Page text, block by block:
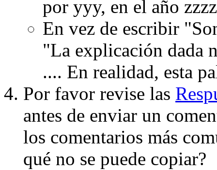
por yyy, en el año
En vez de escribir
"La explicación dada
.... En realidad, esta
Por favor revise las
antes de enviar un
los comentarios más
qué no se puede copiar?